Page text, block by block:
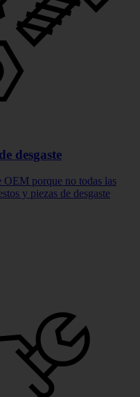
desgaste
OEM porque no todas las
y piezas de desgaste